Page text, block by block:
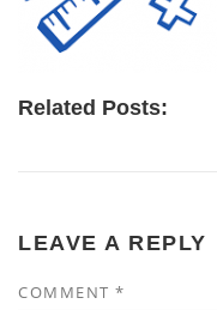
Related Posts:
LEAVE A REPLY
COMMENT *